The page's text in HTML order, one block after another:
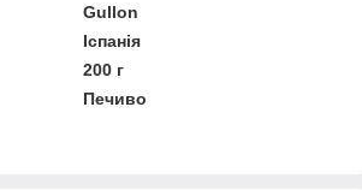
Gullon
Іспанія
200 г
Печиво